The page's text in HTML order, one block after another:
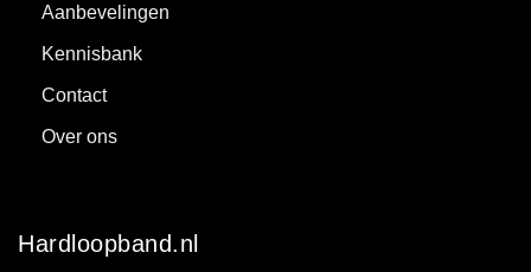
Aanbevelingen
Kennisbank
Contact
Over ons
Hardloopband.nl